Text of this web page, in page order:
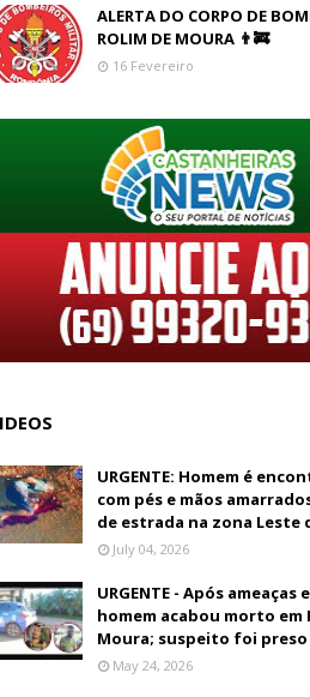
ALERTA DO CORPO DE
ROLIM DE MOURA 👨‍🚒
16 Fevereiro
URGENTE: Homem é
com pés e mãos
de estrada na zona Leste
July 04, 2026
URGENTE - Após ameaças
homem acabou morto em
Moura; suspeito foi preso
May 24, 2026